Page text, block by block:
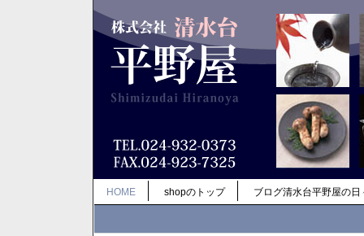
HOME shopのトップ ブログ清水台平野屋の日